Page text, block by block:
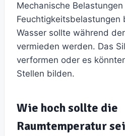
Mechanische
Feuchtigkeitsbelastungen
Wasser sollte während
vermieden werden. Das
verformen oder es
Stellen bilden.
Wie hoch sollte die
Raumtemperatur